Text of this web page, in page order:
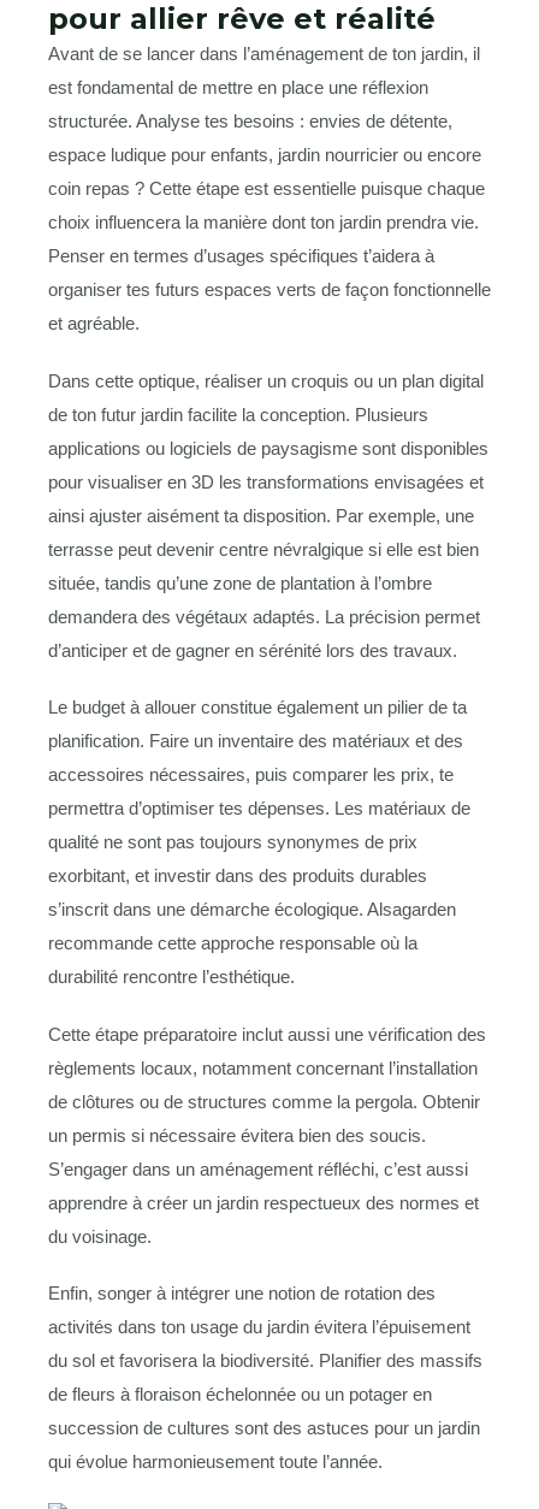
pour allier rêve et réalité
Avant de se lancer dans l’aménagement de ton jardin, il
est fondamental de mettre en place une réflexion
structurée. Analyse tes besoins : envies de détente,
espace ludique pour enfants, jardin nourricier ou encore
coin repas ? Cette étape est essentielle puisque chaque
choix influencera la manière dont ton jardin prendra vie.
Penser en termes d’usages spécifiques t’aidera à
organiser tes futurs espaces verts de façon fonctionnelle
et agréable.
Dans cette optique, réaliser un croquis ou un plan digital
de ton futur jardin facilite la conception. Plusieurs
applications ou logiciels de paysagisme sont disponibles
pour visualiser en 3D les transformations envisagées et
ainsi ajuster aisément ta disposition. Par exemple, une
terrasse peut devenir centre névralgique si elle est bien
située, tandis qu’une zone de plantation à l’ombre
demandera des végétaux adaptés. La précision permet
d’anticiper et de gagner en sérénité lors des travaux.
Le budget à allouer constitue également un pilier de ta
planification. Faire un inventaire des matériaux et des
accessoires nécessaires, puis comparer les prix, te
permettra d’optimiser tes dépenses. Les matériaux de
qualité ne sont pas toujours synonymes de prix
exorbitant, et investir dans des produits durables
s’inscrit dans une démarche écologique. Alsagarden
recommande cette approche responsable où la
durabilité rencontre l’esthétique.
Cette étape préparatoire inclut aussi une vérification des
règlements locaux, notamment concernant l’installation
de clôtures ou de structures comme la pergola. Obtenir
un permis si nécessaire évitera bien des soucis.
S’engager dans un aménagement réfléchi, c’est aussi
apprendre à créer un jardin respectueux des normes et
du voisinage.
Enfin, songer à intégrer une notion de rotation des
activités dans ton usage du jardin évitera l’épuisement
du sol et favorisera la biodiversité. Planifier des massifs
de fleurs à floraison échelonnée ou un potager en
succession de cultures sont des astuces pour un jardin
qui évolue harmonieusement toute l’année.